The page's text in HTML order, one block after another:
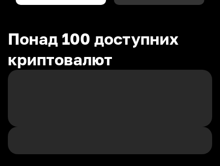
Понад 100 доступних
криптовалют